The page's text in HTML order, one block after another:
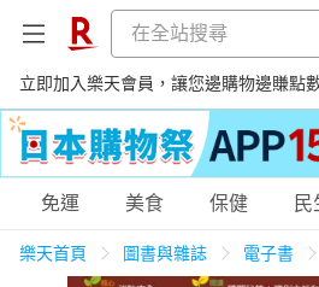
立即加入樂天會員，讓您邊購物邊賺點數
購物網分類
免運 美食 保健
樂天首頁 圖書與雜誌 電子書